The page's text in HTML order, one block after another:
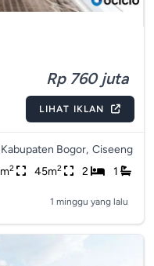
Rp 760 juta
LIHAT IKLAN
Kabupaten Bogor, Ciseeng
2 45m2 2 1
1 minggu yang lalu